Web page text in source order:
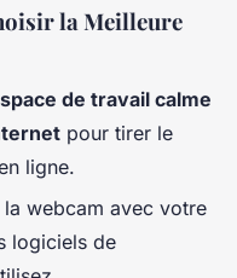
la Meilleure
de travail calme
pour tirer le
ligne.
la webcam avec votre
logiciels de